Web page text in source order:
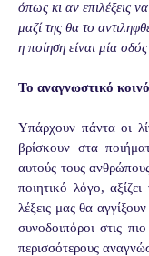
όπως κι αν επιλέξεις να
μαζί της θα το
η ποίηση είναι μία
Το αναγνωστικό
Υπάρχουν πάντα οι
βρίσκουν στα
αυτούς τους
ποιητικό λόγο,
λέξεις μας θα
συνοδοιπόροι στις
περισσότερους